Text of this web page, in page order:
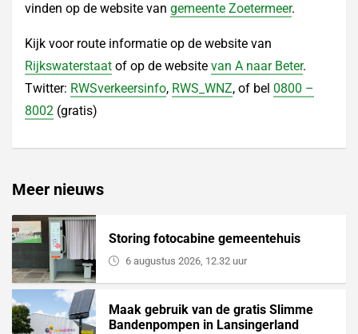
vinden op de website van gemeente Zoetermeer.
Kijk voor route informatie op de website van
Rijkswaterstaat of op de website van A naar Beter.
Twitter: RWSverkeersinfo, RWS_WNZ, of bel 0800 –
8002 (gratis)
Meer nieuws
Storing fotocabine gemeentehuis
6 augustus 2026, 12.32 uur
Maak gebruik van de gratis Slimme
Bandenpompen in Lansingerland